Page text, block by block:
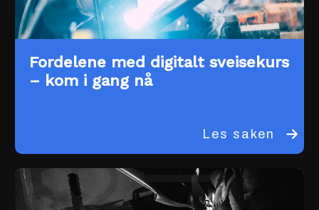
Fordelene med digitalt sveisekurs
– kom i gang nå
Les saken